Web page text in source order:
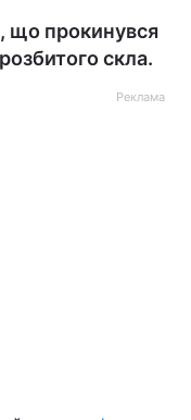
що прокинувся
скла.
Реклама